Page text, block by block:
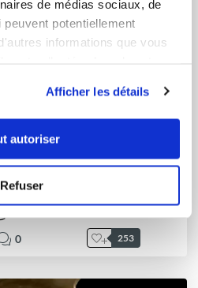
de médias sociaux, de
potentiellement
informations que vous
Afficher les détails
autoriser
Refuser
0 253